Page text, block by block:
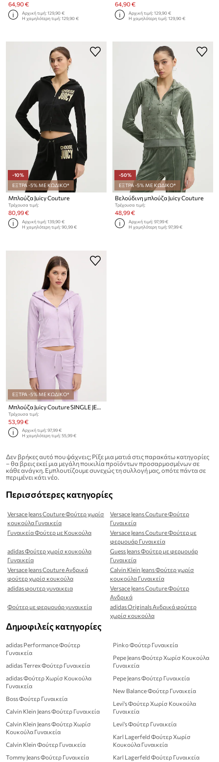
64,90 €
Αρχική τιμή:129,90 €
Η χαμηλότερη τιμή:129,90 €
64,90 €
Αρχική τιμή:129,90 €
Η χαμηλότερη τιμή:129,90 €
-10%
ΕΞΤΡΑ -5% ΜΕ ΚΩΔΙΚΟ*
Μπλούζα Juicy Couture
Τρέχουσα τιμή:
80,99 €
Αρχική τιμή:139,90 €
Η χαμηλότερη τιμή:90,99 €
-50%
ΕΞΤΡΑ -5% ΜΕ ΚΩΔΙΚΟ*
Βελούδινη μπλούζα Juicy Couture
Τρέχουσα τιμή:
48,99 €
Αρχική τιμή:97,99 €
Η χαμηλότερη τιμή:97,99 €
ΕΞΤΡΑ -5% ΜΕ ΚΩΔΙΚΟ*
Μπλούζα Juicy Couture SINGLE JERSEY OLA HOODIE
Τρέχουσα τιμή:
53,99 €
Αρχική τιμή:97,99 €
Η χαμηλότερη τιμή:55,99 €
Δεν βρήκες αυτό που ψάχνεις; Ρίξε μια ματιά στις παρακάτω κατηγορίες
– θα βρεις εκεί μια μεγάλη ποικιλία προϊόντων προσαρμοσμένων σε
κάθε ανάγκη. Εμπλουτίζουμε συνεχώς τη συλλογή μας, οπότε πάντα σε
περιμένει κάτι νέο.
Περισσότερες κατηγορίες
Versace Jeans Couture Φούτερ χωρίσ
κουκούλα Γυναικεία
Versace Jeans Couture Φούτερ
Γυναικεία
Γυναικεία Φούτερ με Κουκούλα
Versace Jeans Couture Φούτερ με
φερμουάρ Γυναικεία
adidas Φούτερ χωρίσ κουκούλα
Γυναικεία
Guess Jeans Φούτερ με φερμουάρ
Γυναικεία
Versace Jeans Couture Ανδρικά
φούτερ χωρίσ κουκούλα
Calvin Klein Jeans Φούτερ χωρίσ
κουκούλα Γυναικεία
adidas φουτερ γυναικεια
Versace Jeans Couture Φούτερ
Ανδρικά
Φούτερ με φερμουάρ γυναικεία
adidas Originals Ανδρικά φούτερ
χωρίσ κουκούλα
Δημοφιλείς κατηγορίες
adidas Performance Φούτερ
Γυναικεία
adidas Terrex Φούτερ Γυναικεία
adidas Φούτερ Χωρίσ Κουκούλα
Γυναικεία
Boss Φούτερ Γυναικεία
Calvin Klein Jeans Φούτερ Γυναικεία
Calvin Klein Jeans Φούτερ Χωρίσ
Κουκούλα Γυναικεία
Calvin Klein Φούτερ Γυναικεία
Tommy Jeans Φούτερ Γυναικεία
Pinko Φούτερ Γυναικεία
Pepe Jeans Φούτερ Χωρίσ Κουκούλα
Γυναικεία
Pepe Jeans Φούτερ Γυναικεία
New Balance Φούτερ Γυναικεία
Levi's Φούτερ Χωρίσ Κουκούλα
Γυναικεία
Levi's Φούτερ Γυναικεία
Karl Lagerfeld Φούτερ Χωρίσ
Κουκούλα Γυναικεία
Karl Lagerfeld Φούτερ Γυναικεία